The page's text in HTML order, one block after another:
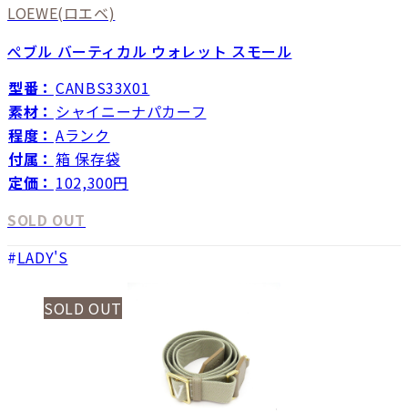
LOEWE(ロエベ)
ぺブル バーティカル ウォレット スモール
型番： CANBS33X01
素材： シャイニーナパカーフ
程度： Aランク
付属： 箱 保存袋
定価： 102,300円
SOLD OUT
LADY'S
SOLD OUT